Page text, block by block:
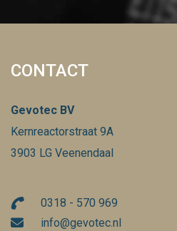
CONTACT
Gevotec BV
Kernreactorstraat 9A
3903 LG Veenendaal
0318 - 570 969
info@gevotec.nl